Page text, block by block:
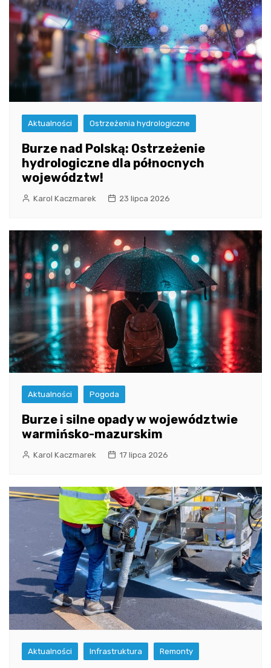
Aktualności Ostrzeżenia hydrologiczne
Burze nad Polską: Ostrzeżenie
hydrologiczne dla północnych
województw!
Karol Kaczmarek 23 lipca 2026
Aktualności Pogoda
Burze i silne opady w województwie
warmińsko-mazurskim
Karol Kaczmarek 17 lipca 2026
Aktualności Infrastruktura Remonty